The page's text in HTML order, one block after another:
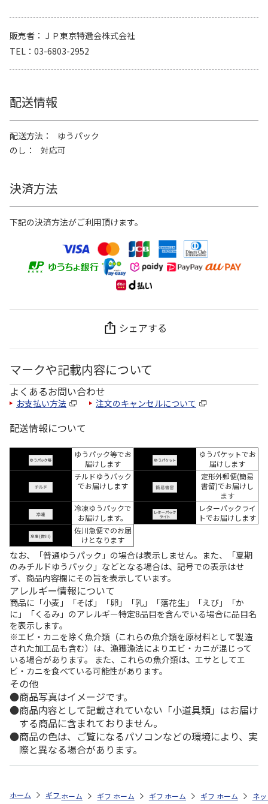
販売者
ＪＰ東京特選会株式会社
TEL
03-6803-2952
配送情報
配送方法
ゆうパック
のし
対応可
決済方法
下記の決済方法がご利用頂けます。
シェアする
マークや記載内容について
よくあるお問い合わせ
お支払い方法 注文のキャンセルについて
配送情報について
ゆうパック等でお
届けします
ゆうパケットでお
届けします
チルドゆうパック
でお届けします
定形外郵便(簡易
書留)でお届けし
ます
冷凍ゆうパックで
お届けします。
レターパックライ
トでお届けします
佐川急便でのお届
けとなります
なお、「普通ゆうパック」の場合は表示しません。また、「夏期
のみチルドゆうパック」などとなる場合は、記号での表示はせ
ず、商品内容欄にその旨を表示しています。
アレルギー情報について
商品に「小麦」「そば」「卵」「乳」「落花生」「えび」「か
に」「くるみ」のアレルギー特定8品目を含んでいる場合に品目名
を表示します。
※エビ・カニを除く魚介類（これらの魚介類を原材料として製造
された加工品も含む）は、漁獲漁法によりエビ・カニが混じって
いる場合があります。 また、これらの魚介類は、エサとしてエ
ビ・カニを食べている可能性があります。
その他
商品写真はイメージです。
商品内容として記載されていない「小道具類」はお届け
する商品に含まれておりません。
商品の色は、ご覧になるパソコンなどの環境により、実
際と異なる場合があります。
ホーム ギフトストア お中元・夏ギフト特集 2026 おつまみ・お惣菜
ホーム ギフトストア お中元・夏ギフト特集 2026
ホーム ギフトストア お中元・夏ギフト
ホーム ギフトストア お
ホーム ネ